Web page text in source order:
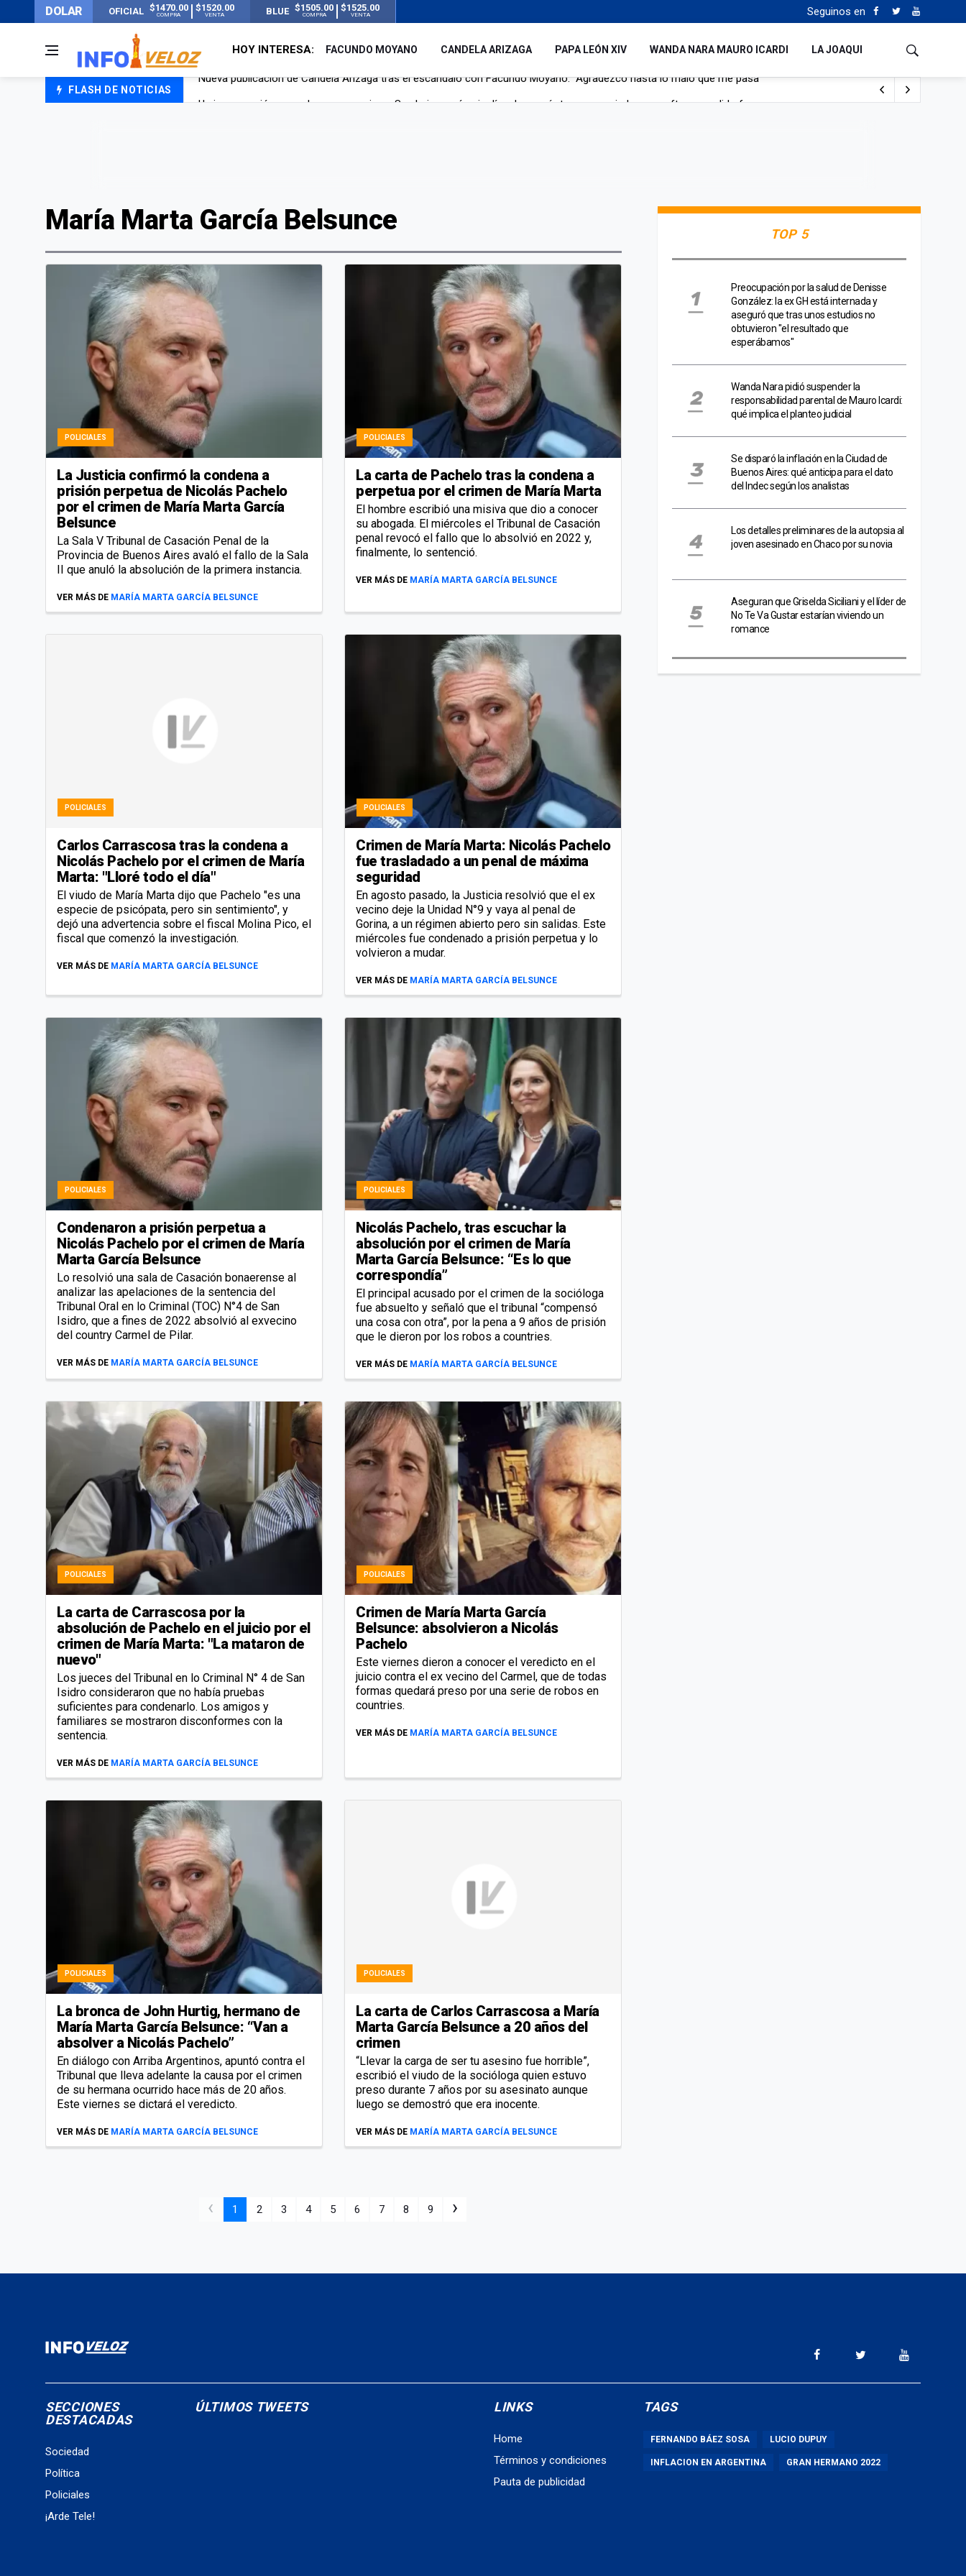
DOLAR OFICIAL $1470.00
COMPRA
$1520.00
VENTA BLUE $1505.00
COMPRA
$1525.00
VENTA Seguinos en
HOY INTERESA: FACUNDO MOYANO CANDELA ARIZAGA PAPA LEÓN XIV WANDA NARA MAURO ICARDI LA JOAQUI
FLASH DE NOTICIAS
María Marta García Belsunce
POLICIALES
La Justicia confirmó la condena a
prisión perpetua de Nicolás Pachelo
por el crimen de María Marta García
Belsunce
La Sala V Tribunal de Casación Penal de la
Provincia de Buenos Aires avaló el fallo de la Sala
II que anuló la absolución de la primera instancia.
VER MÁS DE MARÍA MARTA GARCÍA BELSUNCE
POLICIALES
La carta de Pachelo tras la condena a
perpetua por el crimen de María Marta
El hombre escribió una misiva que dio a conocer
su abogada. El miércoles el Tribunal de Casación
penal revocó el fallo que lo absolvió en 2022 y,
finalmente, lo sentenció.
VER MÁS DE MARÍA MARTA GARCÍA BELSUNCE
POLICIALES
Carlos Carrascosa tras la condena a
Nicolás Pachelo por el crimen de María
Marta: "Lloré todo el día"
El viudo de María Marta dijo que Pachelo "es una
especie de psicópata, pero sin sentimiento", y
dejó una advertencia sobre el fiscal Molina Pico, el
fiscal que comenzó la investigación.
VER MÁS DE MARÍA MARTA GARCÍA BELSUNCE
POLICIALES
Crimen de María Marta: Nicolás Pachelo
fue trasladado a un penal de máxima
seguridad
En agosto pasado, la Justicia resolvió que el ex
vecino deje la Unidad N°9 y vaya al penal de
Gorina, a un régimen abierto pero sin salidas. Este
miércoles fue condenado a prisión perpetua y lo
volvieron a mudar.
VER MÁS DE MARÍA MARTA GARCÍA BELSUNCE
POLICIALES
Condenaron a prisión perpetua a
Nicolás Pachelo por el crimen de María
Marta García Belsunce
Lo resolvió una sala de Casación bonaerense al
analizar las apelaciones de la sentencia del
Tribunal Oral en lo Criminal (TOC) N°4 de San
Isidro, que a fines de 2022 absolvió al exvecino
del country Carmel de Pilar.
VER MÁS DE MARÍA MARTA GARCÍA BELSUNCE
POLICIALES
Nicolás Pachelo, tras escuchar la
absolución por el crimen de María
Marta García Belsunce: “Es lo que
correspondía”
El principal acusado por el crimen de la socióloga
fue absuelto y señaló que el tribunal “compensó
una cosa con otra”, por la pena a 9 años de prisión
que le dieron por los robos a countries.
VER MÁS DE MARÍA MARTA GARCÍA BELSUNCE
POLICIALES
La carta de Carrascosa por la
absolución de Pachelo en el juicio por el
crimen de María Marta: "La mataron de
nuevo"
Los jueces del Tribunal en lo Criminal N° 4 de San
Isidro consideraron que no había pruebas
suficientes para condenarlo. Los amigos y
familiares se mostraron disconformes con la
sentencia.
VER MÁS DE MARÍA MARTA GARCÍA BELSUNCE
POLICIALES
Crimen de María Marta García
Belsunce: absolvieron a Nicolás
Pachelo
Este viernes dieron a conocer el veredicto en el
juicio contra el ex vecino del Carmel, que de todas
formas quedará preso por una serie de robos en
countries.
VER MÁS DE MARÍA MARTA GARCÍA BELSUNCE
POLICIALES
La bronca de John Hurtig, hermano de
María Marta García Belsunce: “Van a
absolver a Nicolás Pachelo”
En diálogo con Arriba Argentinos, apuntó contra el
Tribunal que lleva adelante la causa por el crimen
de su hermana ocurrido hace más de 20 años.
Este viernes se dictará el veredicto.
VER MÁS DE MARÍA MARTA GARCÍA BELSUNCE
POLICIALES
La carta de Carlos Carrascosa a María
Marta García Belsunce a 20 años del
crimen
“Llevar la carga de ser tu asesino fue horrible”,
escribió el viudo de la socióloga quien estuvo
preso durante 7 años por su asesinato aunque
luego se demostró que era inocente.
VER MÁS DE MARÍA MARTA GARCÍA BELSUNCE
‹ 1 2 3 4 5 6 7 8 9 ›
TOP 5
Preocupación por la salud de Denisse
González: la ex GH está internada y
aseguró que tras unos estudios no
obtuvieron "el resultado que
esperábamos"
Wanda Nara pidió suspender la
responsabilidad parental de Mauro Icardi:
qué implica el planteo judicial
Se disparó la inflación en la Ciudad de
Buenos Aires: qué anticipa para el dato
del Indec según los analistas
Los detalles preliminares de la autopsia al
joven asesinado en Chaco por su novia
Aseguran que Griselda Siciliani y el líder de
No Te Va Gustar estarían viviendo un
romance
SECCIONES
DESTACADAS
Sociedad
Política
Policiales
¡Arde Tele!
ÚLTIMOS TWEETS LINKS
Home
Términos y condiciones
Pauta de publicidad
TAGS
FERNANDO BÁEZ SOSA LUCIO DUPUY
INFLACION EN ARGENTINA GRAN HERMANO 2022